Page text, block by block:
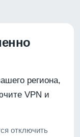
региона,
VPN и
отключить